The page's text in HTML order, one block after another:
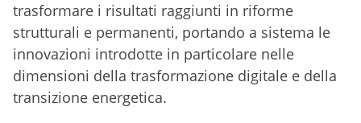
trasformare i risultati raggiunti in riforme
strutturali e permanenti, portando a sistema le
innovazioni introdotte in particolare nelle
dimensioni della trasformazione digitale e della
transizione energetica.